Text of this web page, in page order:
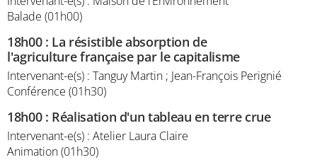
Balade (01h00)
18h00: La résistible absorption de
l'agriculture française par le capitalisme
Intervenant-e(s) : Tanguy Martin ; Jean-François Perignié
Conférence (01h30)
18h00: Réalisation d'un tableau en terre crue
Intervenant-e(s) : Atelier Laura Claire
Animation (01h30)